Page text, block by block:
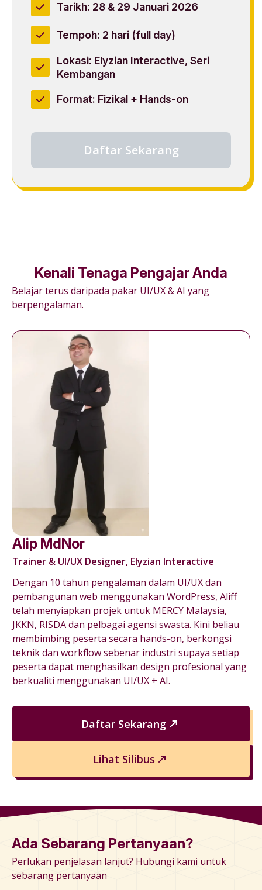
Tarikh: 28 & 29 Januari 2026
Tempoh: 2 hari (full day)
Lokasi: Elyzian Interactive, Seri
Kembangan
Format: Fizikal + Hands-on
Daftar Sekarang
Kenali Tenaga Pengajar Anda
Belajar terus daripada pakar UI/UX & AI yang
berpengalaman.
Alip MdNor
Trainer & UI/UX Designer, Elyzian Interactive
Dengan 10 tahun pengalaman dalam UI/UX dan
pembangunan web menggunakan WordPress, Aliff
telah menyiapkan projek untuk MERCY Malaysia,
JKKN, RISDA dan pelbagai agensi swasta. Kini beliau
membimbing peserta secara hands-on, berkongsi
teknik dan workflow sebenar industri supaya setiap
peserta dapat menghasilkan design profesional yang
berkualiti menggunakan UI/UX + AI.
Daftar Sekarang
Lihat Silibus
Ada Sebarang Pertanyaan?
Perlukan penjelasan lanjut? Hubungi kami untuk
sebarang pertanyaan